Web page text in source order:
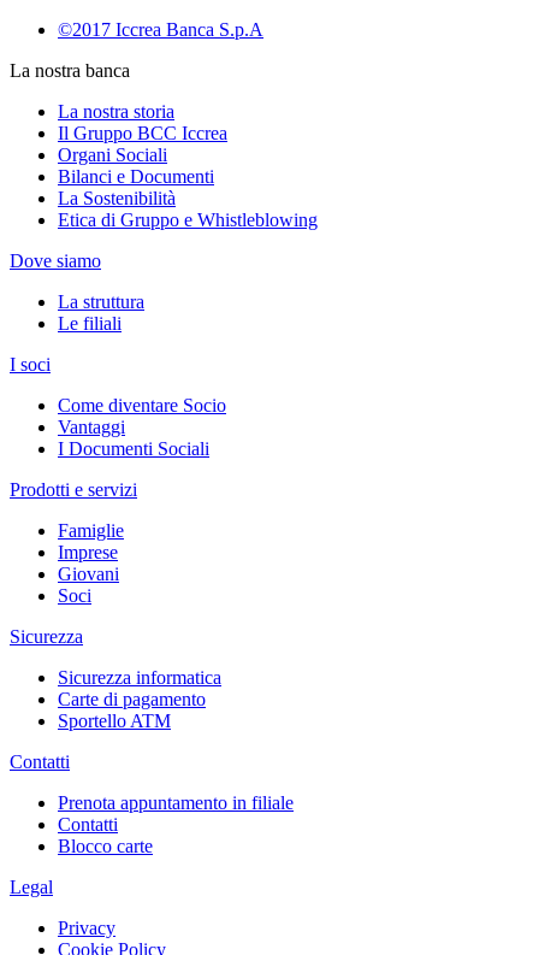
©2017 Iccrea Banca S.p.A
La nostra banca
La nostra storia
Il Gruppo BCC Iccrea
Organi Sociali
Bilanci e Documenti
La Sostenibilità
Etica di Gruppo e Whistleblowing
Dove siamo
La struttura
Le filiali
I soci
Come diventare Socio
Vantaggi
I Documenti Sociali
Prodotti e servizi
Famiglie
Imprese
Giovani
Soci
Sicurezza
Sicurezza informatica
Carte di pagamento
Sportello ATM
Contatti
Prenota appuntamento in filiale
Contatti
Blocco carte
Legal
Privacy
Cookie Policy